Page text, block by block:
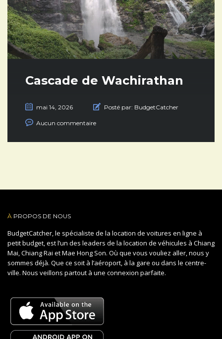
Cascade de Wachirathan
mai 14, 2026 Posté par: BudgetCatcher
Aucun commentaire
À PROPOS DE NOUS
BudgetCatcher, le spécialiste de la location de voitures en ligne à
petit budget, est l’un des leaders de la location de véhicules à Chiang
Mai, Chiang Rai et Mae Hong Son. Où que vous vouliez aller, nous y
sommes déjà. Que ce soit à l’aéroport, à la gare ou dans le centre-
ville. Nous veillons partout à une connexion parfaite.